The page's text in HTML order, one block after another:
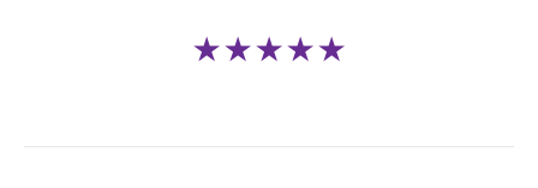
★★★★★